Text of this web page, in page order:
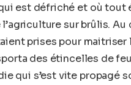
est défriché et où tout
sur brûlis.
prises pour
des étincelles de
qui s’est vite propagé